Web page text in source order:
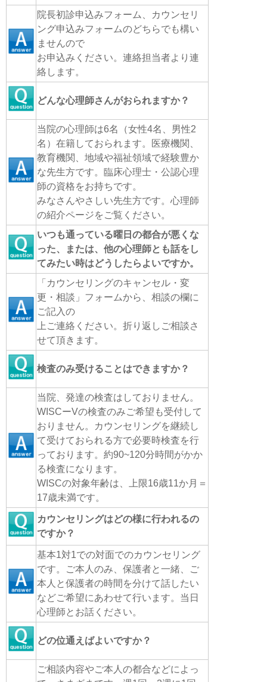
院長初診申込みフォーム、カウンセリ
ング申込みフォームのどちらでも構い
ませんので
お申込みください。連絡担当者より連
絡します。
どんな心理師さんがおられますか？
当院の心理師は6名（女性4名、男性2
名）在籍しておられます。医療機関、
教育機関、地域や福祉領域で経験豊か
な先生方です。臨床心理士・公認心理
師の資格をお持ちです。
みなさんやさしい先生方です。心理師
の紹介ページをご覧ください。
いつも通っている曜日の都合が悪くな
った、または、他の心理師とも話をし
てみたい時はどうしたらよいですか。
「カウンセリングのキャンセル・変
更・相談」フォームから、相談の欄に
ご記入の
上ご連絡ください。折り返しご相談さ
せて頂きます。
検査のみ受けることはできますか？
当院、発達の検査はしておりません。
WISCーVの検査のみご希望も受付して
おりません。カウンセリングを継続し
て受けておられる方で必要時検査を行
っております。約90~120分時間がかか
る検査になります。
WISCの対象年齢は、上限16歳11か月＝
17歳未満です。
カウンセリングはどの様に行われるの
ですか？
基本1対1での対面でのカウンセリング
です。ご本人のみ、保護者と一緒、ご
本人と保護者の時間を分けて話したい
などご希望にあわせて行います。当日
心理師とお話ください。
どの位通えばよいですか？
ご相談内容やご本人の都合などによっ